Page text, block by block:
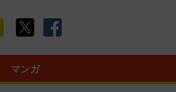
マンガ